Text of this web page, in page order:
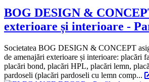
BOG DESIGN &
exterioare și interioare -
Societatea BOG DESIGN & CONCEPT
de amenajări exterioare și interioare: placări
placări bond, placări HPL, placări lemn,
pardoseli (placări pardoseli cu lemn comp...